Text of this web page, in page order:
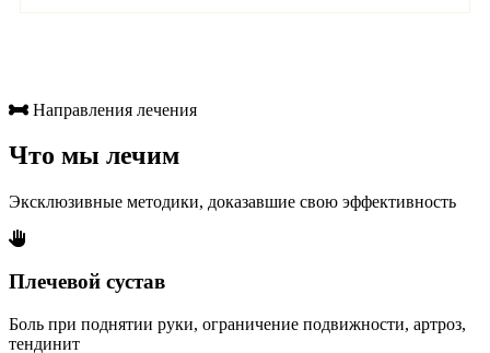
Направления лечения
Что мы лечим
Эксклюзивные методики, доказавшие свою эффективность
Плечевой сустав
Боль при поднятии руки, ограничение подвижности, артроз,
тендинит